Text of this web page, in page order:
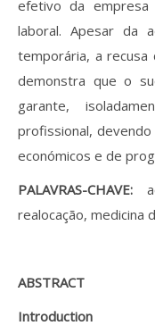
efetivo da empresa
laboral. Apesar da
temporária, a
demonstra que o
garante,
profissional,
económicos e de
PALAVRAS-CHAVE:
realocação, medicina
ABSTRACT
Introduction